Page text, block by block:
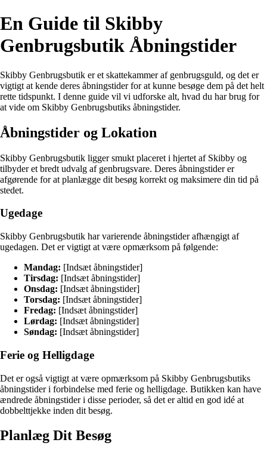
En Guide til Skibby
Genbrugsbutik Åbningstider
Skibby Genbrugsbutik er et skattekammer af genbrugsguld, og det er
vigtigt at kende deres åbningstider for at kunne besøge dem på det helt
rette tidspunkt. I denne guide vil vi udforske alt, hvad du har brug for
at vide om Skibby Genbrugsbutiks åbningstider.
Åbningstider og Lokation
Skibby Genbrugsbutik ligger smukt placeret i hjertet af Skibby og
tilbyder et bredt udvalg af genbrugsvare. Deres åbningstider er
afgørende for at planlægge dit besøg korrekt og maksimere din tid på
stedet.
Ugedage
Skibby Genbrugsbutik har varierende åbningstider afhængigt af
ugedagen. Det er vigtigt at være opmærksom på følgende:
Mandag: [Indsæt åbningstider]
Tirsdag: [Indsæt åbningstider]
Onsdag: [Indsæt åbningstider]
Torsdag: [Indsæt åbningstider]
Fredag: [Indsæt åbningstider]
Lørdag: [Indsæt åbningstider]
Søndag: [Indsæt åbningstider]
Ferie og Helligdage
Det er også vigtigt at være opmærksom på Skibby Genbrugsbutiks
åbningstider i forbindelse med ferie og helligdage. Butikken kan have
ændrede åbningstider i disse perioder, så det er altid en god idé at
dobbelttjekke inden dit besøg.
Planlæg Dit Besøg